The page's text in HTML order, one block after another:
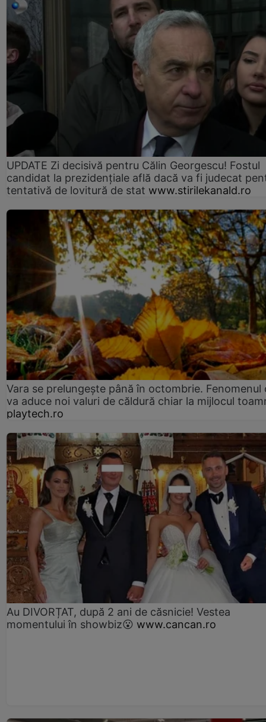
UPDATE Zi decisivă pentru Călin Georgescu! Fostul
candidat la prezidențiale află dacă va fi judecat
tentativă de lovitură de stat www.stirilekanald.ro
Vara se prelungeşte până în octombrie. Fenomenul
va aduce noi valuri de căldură chiar la mijlocul
playtech.ro
Au DIVORȚAT, după 2 ani de căsnicie! Vestea
momentului în showbiz😮 www.cancan.ro